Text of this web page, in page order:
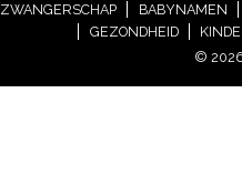
ZWANGERSCHAP BABYNAMEN
GEZONDHEID
©